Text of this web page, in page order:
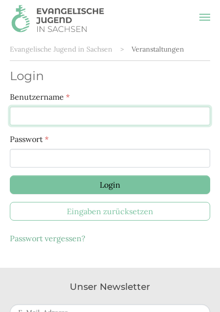
Sie sind hier:
Evangelische Jugend in Sachsen Veranstaltungen
Login
Benutzername *
Passwort *
Login
Eingaben zurücksetzen
Passwort vergessen?
Unser Newsletter